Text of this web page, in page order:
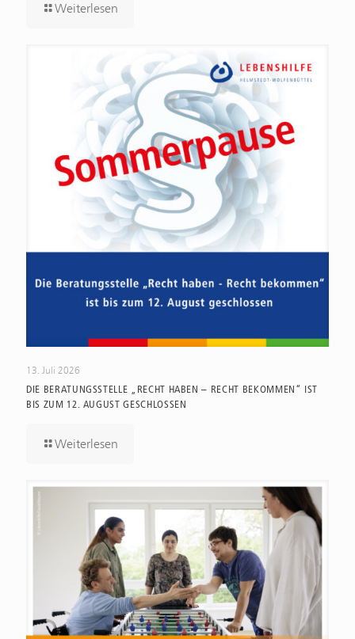
Weiterlesen
13. Juli 2026
DIE BERATUNGSSTELLE „RECHT HABEN – RECHT BEKOMMEN“ IST
BIS ZUM 12. AUGUST GESCHLOSSEN
Weiterlesen